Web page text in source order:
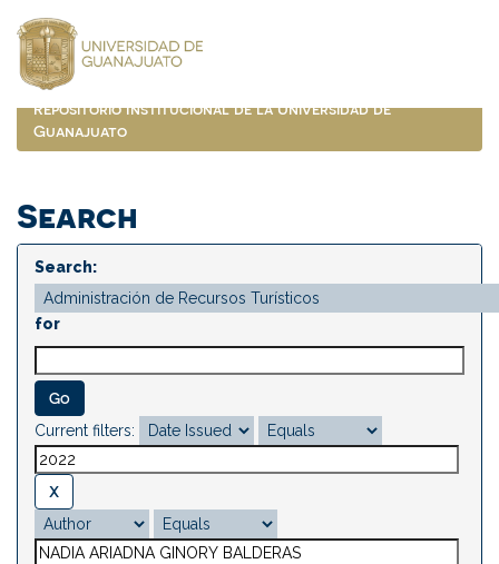
navigation
Repositorio Institucional de la Universidad de
Guanajuato
Search
Search:
for
Current filters: